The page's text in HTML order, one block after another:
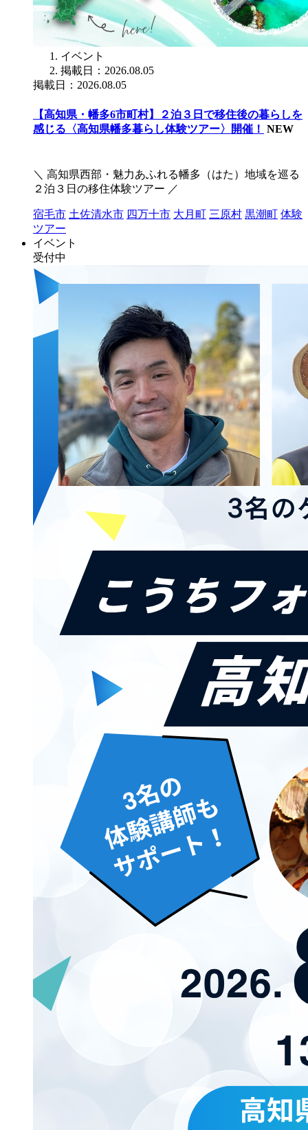
イベント
掲載日：2026.08.05
掲載日：2026.08.05
【高知県・幡多6市町村】２泊３日で移住後の暮らしを
感じる〈高知県幡多暮らし体験ツアー〉開催！ NEW
＼ 高知県西部・魅力あふれる幡多（はた）地域を巡る
２泊３日の移住体験ツアー ／
宿毛市 土佐清水市 四万十市 大月町 三原村 黒潮町 体験
ツアー
イベント
受付中